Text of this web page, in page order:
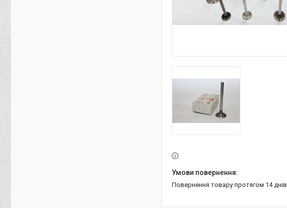
повернення товару протягом 14 днів